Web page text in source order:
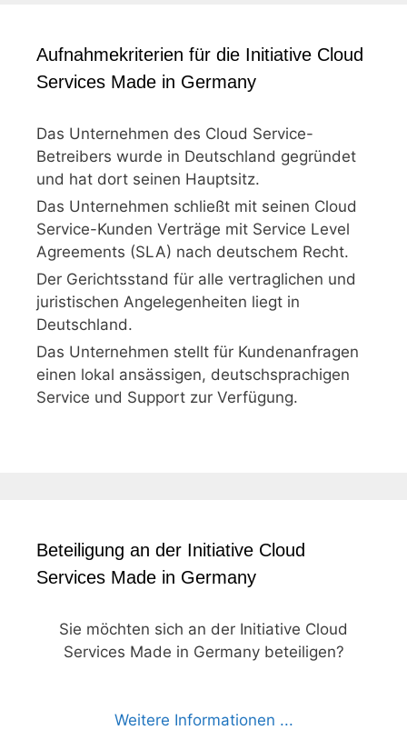
Aufnahmekriterien für die Initiative Cloud
Services Made in Germany
Das Unternehmen des Cloud Service-
Betreibers wurde in Deutschland gegründet
und hat dort seinen Hauptsitz.
Das Unternehmen schließt mit seinen Cloud
Service-Kunden Verträge mit Service Level
Agreements (SLA) nach deutschem Recht.
Der Gerichtsstand für alle vertraglichen und
juristischen Angelegenheiten liegt in
Deutschland.
Das Unternehmen stellt für Kundenanfragen
einen lokal ansässigen, deutschsprachigen
Service und Support zur Verfügung.
Beteiligung an der Initiative Cloud
Services Made in Germany
Sie möchten sich an der Initiative Cloud
Services Made in Germany beteiligen?
Weitere Informationen ...